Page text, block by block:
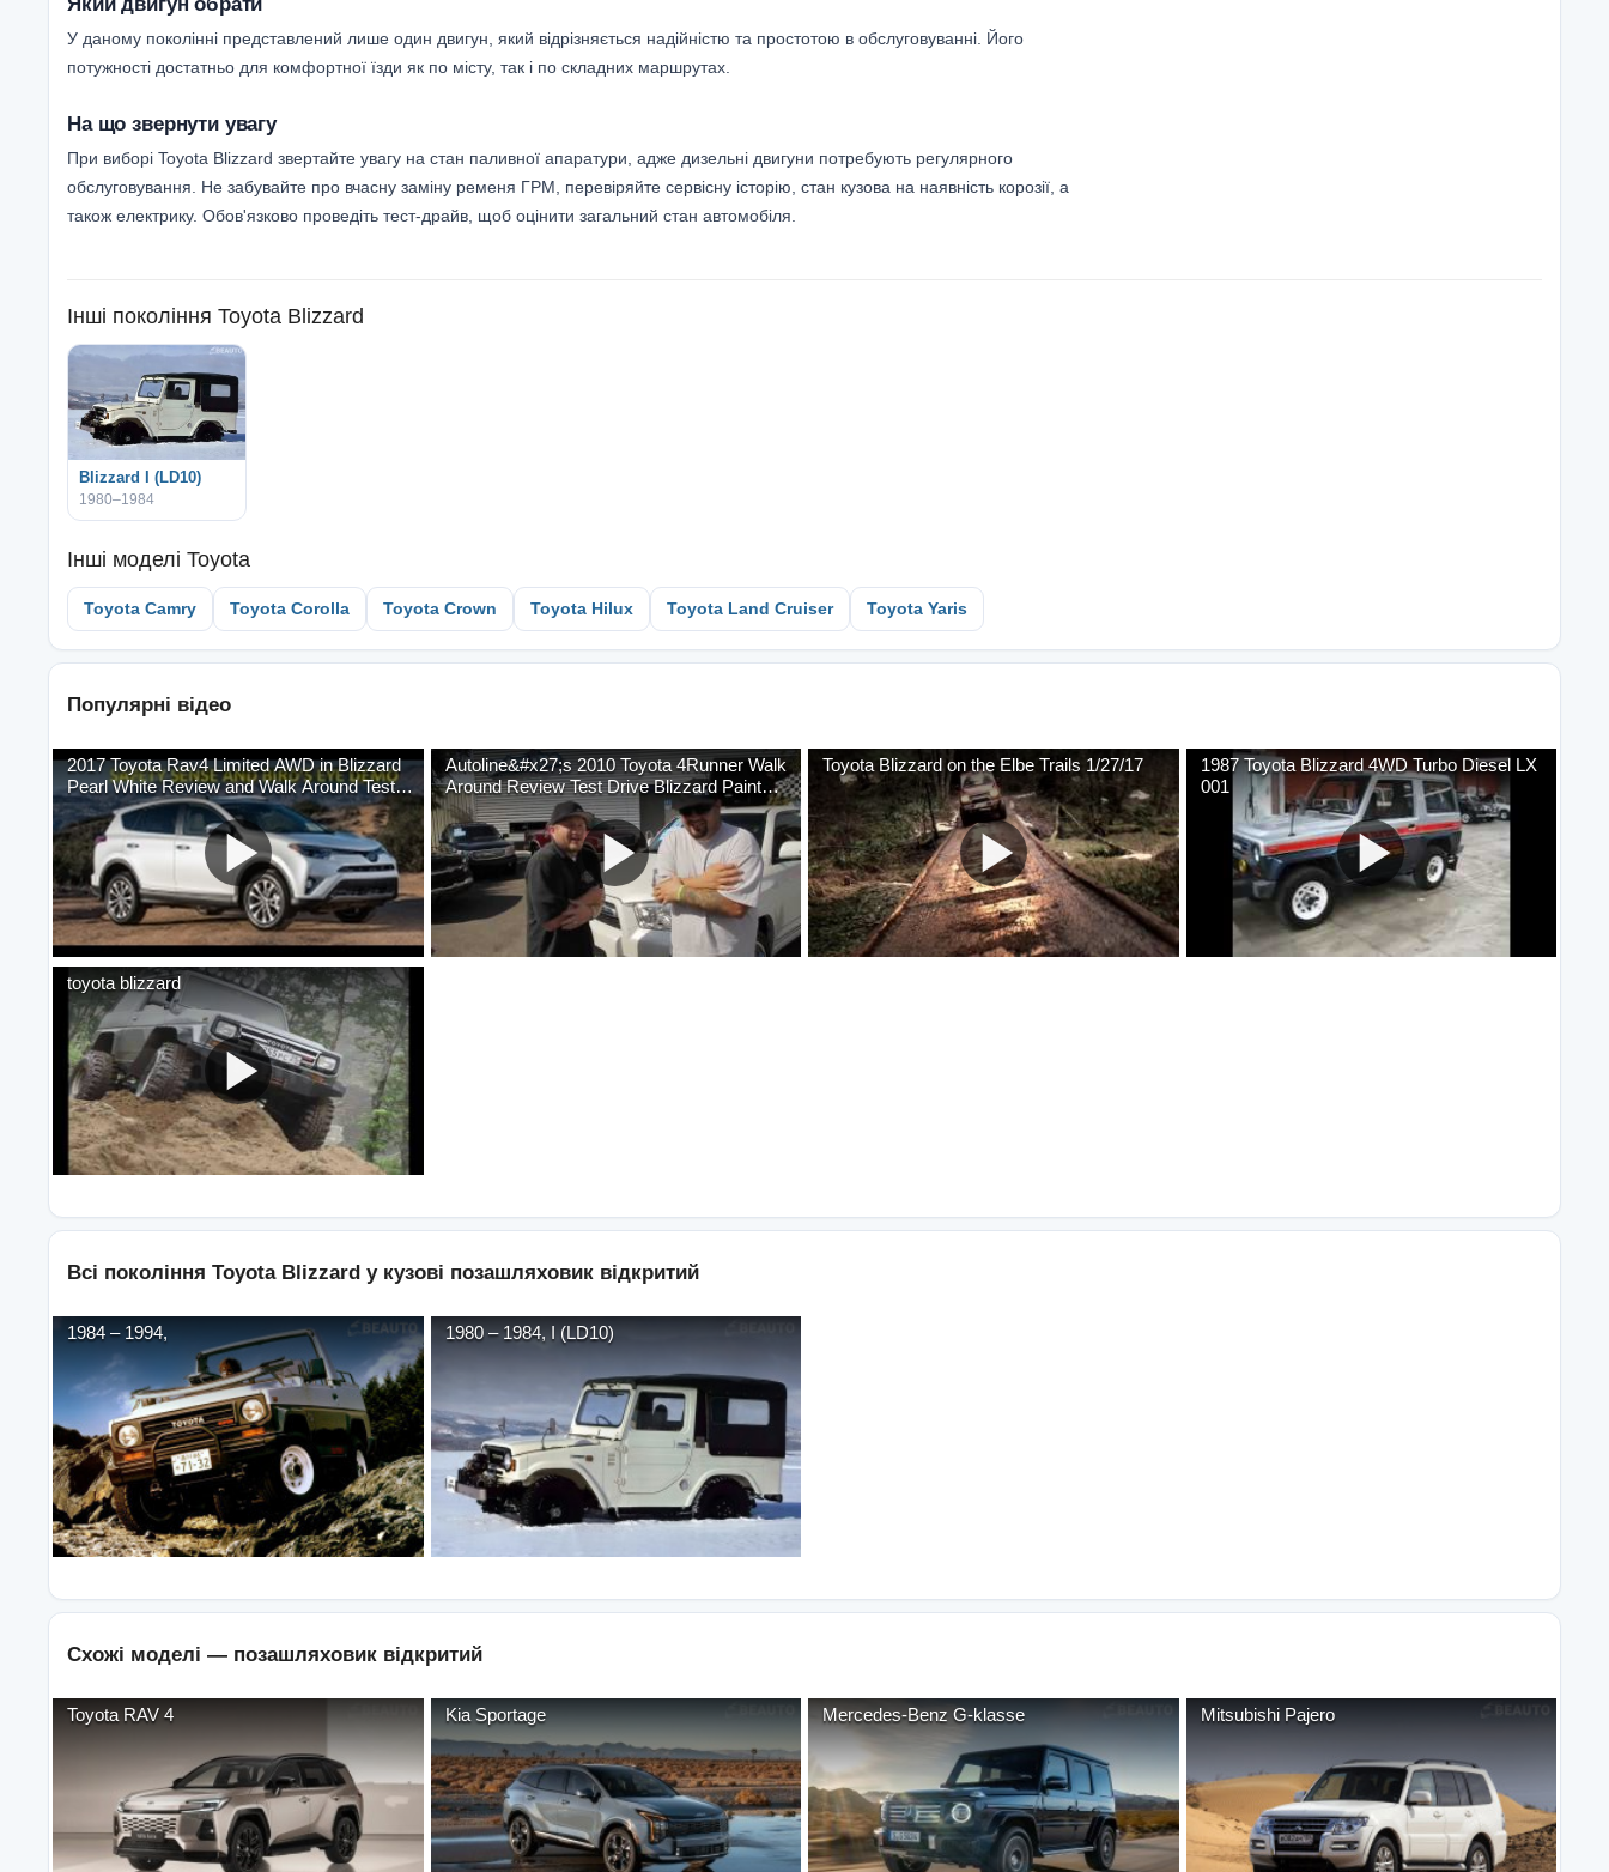
У даному поколінні представлений лише один двигун, який відрізняється надійністю та простотою в обслуговуванні. Його
потужності достатньо для комфортної їзди як по місту, так і по складних маршрутах.
На що звернути увагу
При виборі Toyota Blizzard звертайте увагу на стан паливної апаратури, адже дизельні двигуни потребують регулярного
обслуговування. Не забувайте про вчасну заміну ременя ГРМ, перевіряйте сервісну історію, стан кузова на наявність корозії, а
також електрику. Обов'язково проведіть тест-драйв, щоб оцінити загальний стан автомобіля.
Інші покоління Toyota Blizzard
Blizzard I (LD10)
1980–1984
Інші моделі Toyota
Toyota Camry Toyota Corolla Toyota Crown Toyota Hilux Toyota Land Cruiser Toyota Yaris
Популярні відео
2017 Toyota Rav4 Limited AWD in Blizzard
Pearl White Review and Walk Around Test
Driv…
Autoline&#x27;s 2010 Toyota 4Runner Walk
Around Review Test Drive Blizzard Paint
&amp; Party M…
Toyota Blizzard on the Elbe Trails 1/27/17
1987 Toyota Blizzard 4WD Turbo Diesel LX
001
toyota blizzard
Всі покоління Toyota Blizzard у кузові позашляховик відкритий
1984 – 1994, 1980– 1984, I (LD10)
Схожі моделі — позашляховик відкритий
Toyota RAV 4 Kia Sportage Mercedes-Benz G-klasse Mitsubishi Pajero